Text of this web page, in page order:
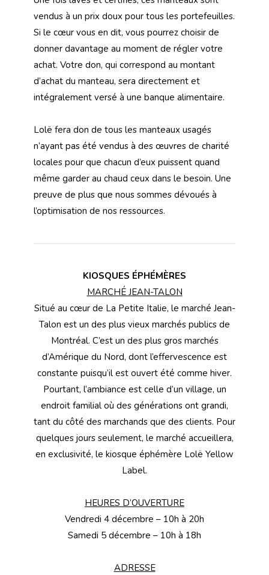
vendus à un prix doux pour tous les portefeuilles.
Si le cœur vous en dit, vous pourrez choisir de
donner davantage au moment de régler votre
achat. Votre don, qui correspond au montant
d’achat du manteau, sera directement et
intégralement versé à une banque alimentaire.
Lolë fera don de tous les manteaux usagés
n’ayant pas été vendus à des œuvres de charité
locales pour que chacun d’eux puissent quand
même garder au chaud ceux dans le besoin. Une
preuve de plus que nous sommes dévoués à
l’optimisation de nos ressources.
KIOSQUES ÉPHÉMÈRES
MARCHÉ JEAN-TALON
Situé au cœur de La Petite Italie, le marché Jean-
Talon est un des plus vieux marchés publics de
Montréal. C’est un des plus gros marchés
d’Amérique du Nord, dont l’effervescence est
constante puisqu’il est ouvert été comme hiver.
Pourtant, l’ambiance est celle d’un village, un
endroit familial où des générations ont grandi,
tant du côté des marchands que des clients. Pour
quelques jours seulement, le marché accueillera,
en exclusivité, le kiosque éphémère Lolë Yellow
Label.
HEURES D’OUVERTURE
Vendredi 4 décembre – 10h à 20h
Samedi 5 décembre – 10h à 18h
ADRESSE